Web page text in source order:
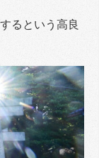
るという高良